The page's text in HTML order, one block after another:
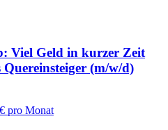
Viel Geld in kurzer Zeit
(m/w/d)
pro Monat